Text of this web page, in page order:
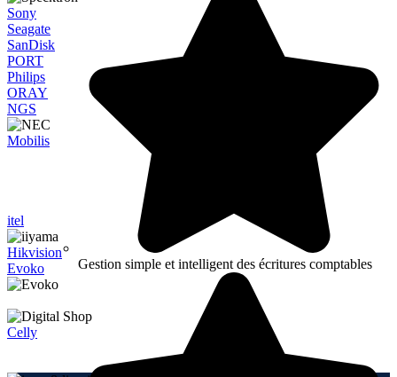
Gestion simple et intelligent des écritures comptables
Sony
Seagate
SanDisk
PORT
Philips
ORAY
NGS
Mobilis
itel
Hikvision
Evoko
Celly